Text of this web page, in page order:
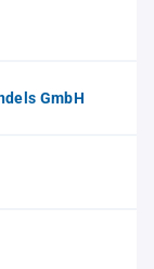
GmbH